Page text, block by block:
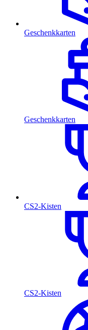
Geschenkkarten
Geschenkkarten
CS2-Kisten
CS2-Kisten